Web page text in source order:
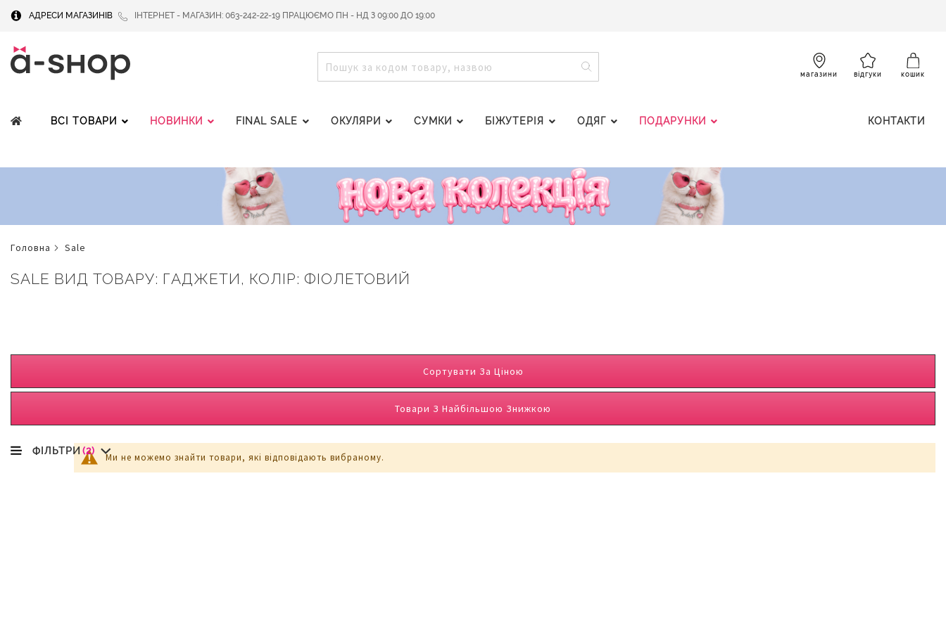
АДРЕСИ МАГАЗИНІВ ІНТЕРНЕТ - МАГАЗИН: 063-242-22-19 ПРАЦЮЄМО ПН - НД З 09:00 ДО 19:00
ПОШУК
магазини відгуки кошик
ВСІ ТОВАРИ НОВИНКИ FINAL SALE ОКУЛЯРИ СУМКИ БІЖУТЕРІЯ ОДЯГ ПОДАРУНКИ КОНТАКТИ
головна sale
SALE ВИД ТОВАРУ: ГАДЖЕТИ, КОЛІР: ФІОЛЕТОВИЙ
Сортувати За Ціною
Товари З Найбільшою Знижкою
Ми не можемо знайти товари, які відповідають вибраному.
ФІЛЬТРИ (2)